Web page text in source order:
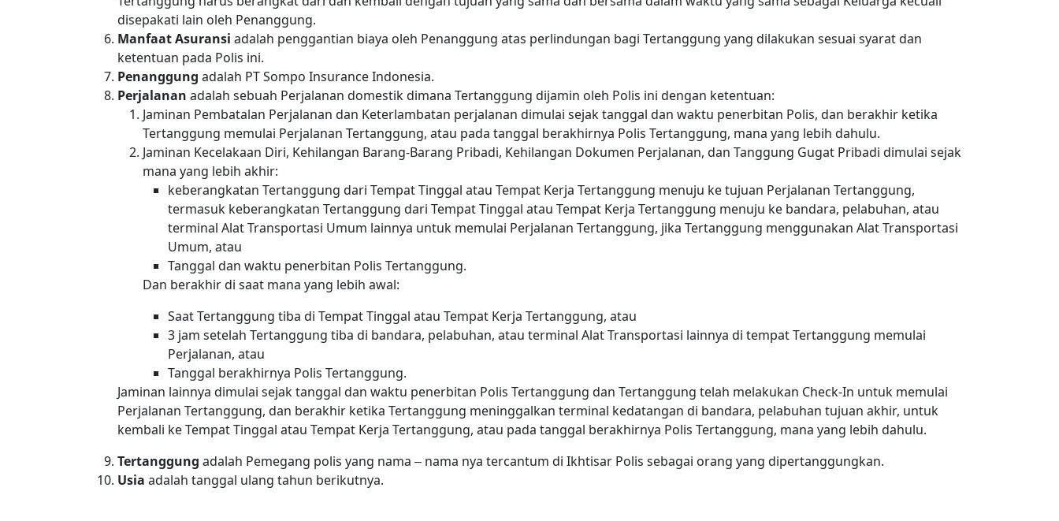
disepakati lain oleh Penanggung.
Manfaat Asuransi adalah penggantian biaya oleh Penanggung atas perlindungan bagi Tertanggung yang dilakukan sesuai syarat dan
ketentuan pada Polis ini.
Penanggung adalah PT Sompo Insurance Indonesia.
Perjalanan adalah sebuah Perjalanan domestik dimana Tertanggung dijamin oleh Polis ini dengan ketentuan:
Jaminan Pembatalan Perjalanan dan Keterlambatan perjalanan dimulai sejak tanggal dan waktu penerbitan Polis, dan berakhir ketika
Tertanggung memulai Perjalanan Tertanggung, atau pada tanggal berakhirnya Polis Tertanggung, mana yang lebih dahulu.
Jaminan Kecelakaan Diri, Kehilangan Barang-Barang Pribadi, Kehilangan Dokumen Perjalanan, dan Tanggung Gugat Pribadi dimulai sejak
mana yang lebih akhir:
keberangkatan Tertanggung dari Tempat Tinggal atau Tempat Kerja Tertanggung menuju ke tujuan Perjalanan Tertanggung,
termasuk keberangkatan Tertanggung dari Tempat Tinggal atau Tempat Kerja Tertanggung menuju ke bandara, pelabuhan, atau
terminal Alat Transportasi Umum lainnya untuk memulai Perjalanan Tertanggung, jika Tertanggung menggunakan Alat Transportasi
Umum, atau
Tanggal dan waktu penerbitan Polis Tertanggung.
Dan berakhir di saat mana yang lebih awal:
Saat Tertanggung tiba di Tempat Tinggal atau Tempat Kerja Tertanggung, atau
3 jam setelah Tertanggung tiba di bandara, pelabuhan, atau terminal Alat Transportasi lainnya di tempat Tertanggung memulai
Perjalanan, atau
Tanggal berakhirnya Polis Tertanggung.
Jaminan lainnya dimulai sejak tanggal dan waktu penerbitan Polis Tertanggung dan Tertanggung telah melakukan Check-In untuk memulai
Perjalanan Tertanggung, dan berakhir ketika Tertanggung meninggalkan terminal kedatangan di bandara, pelabuhan tujuan akhir, untuk
kembali ke Tempat Tinggal atau Tempat Kerja Tertanggung, atau pada tanggal berakhirnya Polis Tertanggung, mana yang lebih dahulu.
Tertanggung adalah Pemegang polis yang nama – nama nya tercantum di Ikhtisar Polis sebagai orang yang dipertanggungkan.
Usia adalah tanggal ulang tahun berikutnya.